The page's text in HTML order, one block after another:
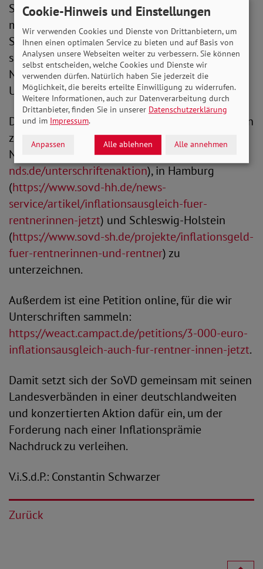
Schleswig-Holstein und Hamburg gemeinsam
mit Gewerkschaften, Sozialverbänden und
Seniorenbeiräten über 20.000 Unterschriften
sammeln. Auch der SoVD-Landesverband
Niedersachsen sammelt Unterschriften, um der
Ungerechtigkeit etwas entgegenzusetzen.
Der SoVD ruft alle dazu auf, sich an den Aktionen
zu beteiligen und die Unterschriftenlisten in
Niedersachsen (
https://www.sovd-
nds.de/unterschriftenaktion), in Hamburg
(https://www.sovd-hh.de/news-
service/artikel/inflationsausgleich-fuer-
rentnerinnen-jetzt) und Schleswig-Holstein
(https://www.sovd-sh.de/projekte/inflationsgeld-
fuer-rentnerinnen-und-rentner) zu
unterzeichnen.
Außerdem ist eine Petition online, für die wir
Unterschriften sammeln:
https://weact.campact.de/petitions/3-000-euro-
inflationsausgleich-auch-fur-rentner-innen-jetzt.
Damit setzt sich der SoVD gemeinsam mit seinen
Landesverbänden in einer deutschlandweiten
und konzertierten Aktion dafür ein, um der
Forderung nach einer Inflationsprämie
Nachdruck zu verleihen.
V.i.S.d.P.: Constantin Schwarzer
Zurück
Cookie-Hinweis und Einstellungen
Wir verwenden Cookies und Dienste von Drittanbietern, um
Ihnen einen optimalen Service zu bieten und auf Basis von
Analysen unsere Webseiten weiter zu verbessern. Sie können
selbst entscheiden, welche Cookies und Dienste wir
verwenden dürfen. Natürlich haben Sie jederzeit die
Möglichkeit, die bereits erteilte Einwilligung zu widerrufen.
Weitere Informationen, auch zur Datenverarbeitung durch
Drittanbieter, finden Sie in unserer Datenschutzerklärung
und im Impressum.
Anpassen Alle ablehnen Alle annehmen